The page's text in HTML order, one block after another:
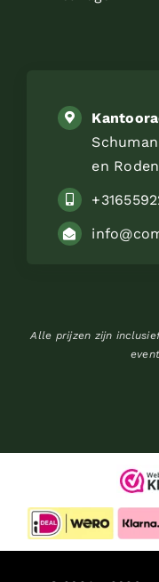
en
Alle prijzen zijn